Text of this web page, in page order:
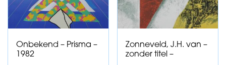
Onbekend – Prisma –
1982
Zonneveld, J.H. van –
zonder titel –